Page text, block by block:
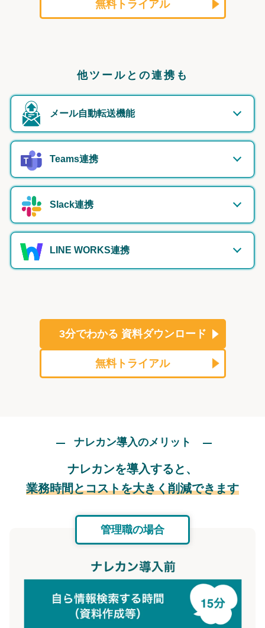
無料トライアル
他ツールとの連携も
メール自動転送機能
Teams連携
Slack連携
LINE WORKS連携
3分でわかる 資料ダウンロード
無料トライアル
ナレカン導入のメリット
ナレカンを導入すると、
業務時間とコストを大きく削減できます
管理職の場合